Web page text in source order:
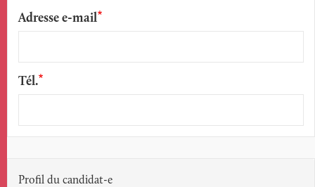
Adresse e-mail
Tél.
Profil du candidat-e